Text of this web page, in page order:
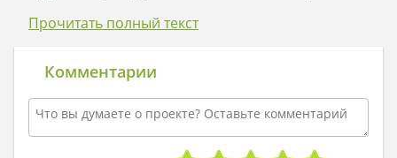
маме и папе. Сколько бы ребенок не
лет, ему все равно все знакомо: каждый уголок и
каждая комната. Вот любимая спальня, в
которой с отъезда никто ничего не менял. А под
крышкой стола есть маленький тайник, в
котором в детстве прятались конфеты. Сложно
Прочитать полный текст
Комментарии